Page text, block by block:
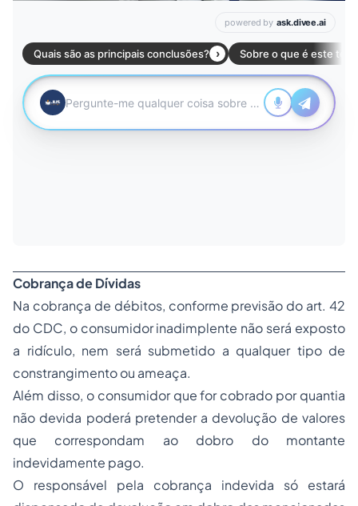
Cobrança de Dívidas
Na cobrança de débitos, conforme previsão do art. 42
do CDC, o consumidor inadimplente não será exposto
a ridículo, nem será submetido a qualquer tipo de
constrangimento ou ameaça.
Além disso, o consumidor que for cobrado por quantia
não devida poderá pretender a devolução de valores
que correspondam ao dobro do montante
indevidamente pago.
O responsável pela cobrança indevida só estará